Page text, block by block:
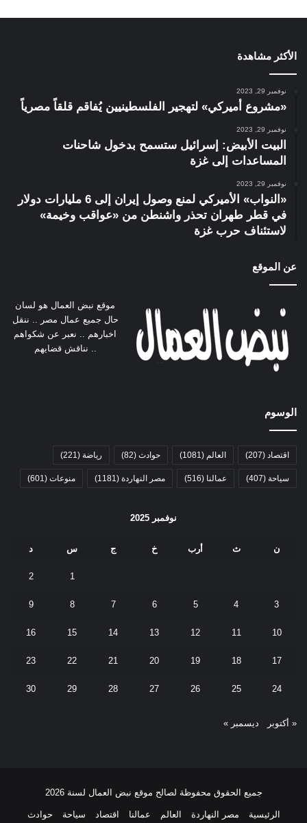
الأكثر مشاهدة
نوفمبر 29, 2023
«مشروع أميركي» لتهجير الفلسطينيين يُفاقم قلقاً مصرياً
نوفمبر 29, 2023
البيت الأبيض: إسرائيل ستسمح بدخول شاحنات
المساعدات إلى غزة
نوفمبر 29, 2023
«النواب» الأميركي لمنع وصول إيران إلى 6 مليارات دولار
في قطر طهران تحذر واشنطن من «عواقب وخيمة»
لاستئناف حرب غزة
عن الموقع
موقع نبض العمال هو لسان
حال جميع عمال مصر .. ننقل
اخبارهم .. نعبر عن شكواهم
.. نناقش قضايهم
الوسوم
اقتصاد (207) العالم (1081) حوادث (82) رياضة (221)
سياحة (407) عمالنا (516) مصر النهاردة (1181) منوعات (601)
نوفمبر 2025
ن ث أرب خ ج س د
1
2
3
4
5
6
7
8
9
10
11
12
13
14
15
16
17
18
19
20
21
22
23
24
25
26
27
28
29
30
« أكتوبر ديسمبر »
جميع الحقوق محفوظة لصالح موقع نبض العمال لسنة 2026
الرئيسية مصر النهاردة العالم عمالنا اقتصاد سياحة حوادث